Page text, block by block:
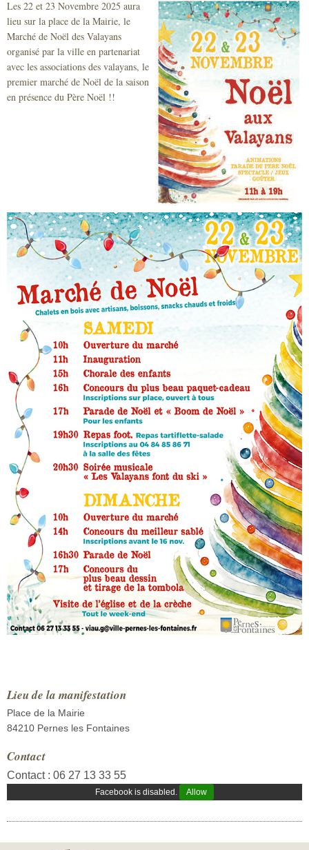
Sécurité civile
Sécurité publique
Les 22 et 23 Novembre 2025 aura
lieu sur la place de la Mairie, le
Marché de Noël des Valayans
organisé par la ville en partenariat
avec les associations des valayans, le
premier marché de Noël de la saison
en présence du Père Noël !!
Lieu de la manifestation
Place de la Mairie
84210 Pernes les Fontaines
Contact
Contact : 06 27 13 33 55
Facebook is disabled. Allow